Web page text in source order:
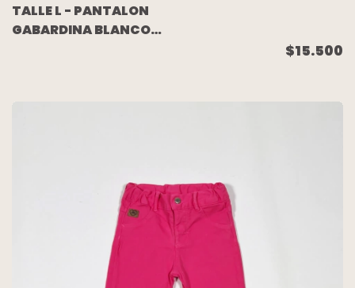
TALLE L - PANTALON
GABARDINA BLANCO
$15.500